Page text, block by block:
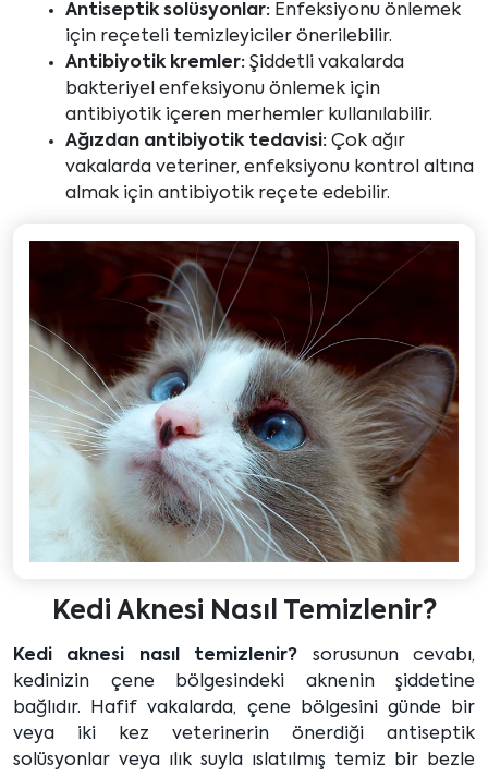
Antiseptik solüsyonlar: Enfeksiyonu önlemek
için reçeteli temizleyiciler önerilebilir.
Antibiyotik kremler: Şiddetli vakalarda
bakteriyel enfeksiyonu önlemek için
antibiyotik içeren merhemler kullanılabilir.
Ağızdan antibiyotik tedavisi: Çok ağır
vakalarda veteriner, enfeksiyonu kontrol altına
almak için antibiyotik reçete edebilir.
Kedi Aknesi Nasıl Temizlenir?
Kedi aknesi nasıl temizlenir? sorusunun cevabı,
kedinizin çene bölgesindeki aknenin şiddetine
bağlıdır. Hafif vakalarda, çene bölgesini günde bir
veya iki kez veterinerin önerdiği antiseptik
solüsyonlar veya ılık suyla ıslatılmış temiz bir bezle